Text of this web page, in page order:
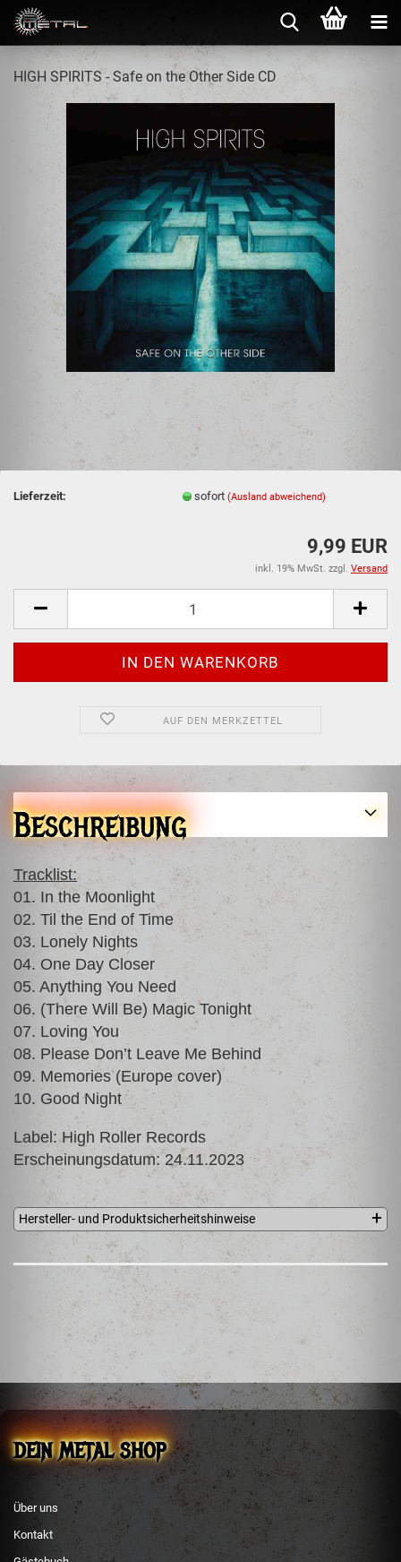
HIGH SPIRITS - Safe on the Other Side CD
Lieferzeit: sofort(Ausland abweichend)
9,99 EUR
inkl. 19% MwSt. zzgl. Versand
AUF DEN MERKZETTEL
Beschreibung
Tracklist:
01. In the Moonlight
02. Til the End of Time
03. Lonely Nights
04. One Day Closer
05. Anything You Need
06. (There Will Be) Magic Tonight
07. Loving You
08. Please Don’t Leave Me Behind
09. Memories (Europe cover)
10. Good Night
Label: High Roller Records
Erscheinungsdatum: 24.11.2023
Hersteller- und Produktsicherheitshinweise
HIGH ROLLER RECORDS
Steffen Boehm
Bertolt-Brecht-Str. 1a
Tel.: +49 (0) 3761 8889185
info@high-roller-records.de
DEIN METAL SHOP
Über uns
Kontakt